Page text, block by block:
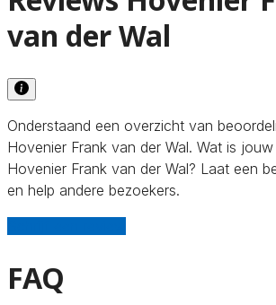
van der Wal
Onderstaand een overzicht van
Hovenier Frank van der Wal. Wat is
Hovenier Frank van der Wal? Laat een
en help andere bezoekers.
FAQ